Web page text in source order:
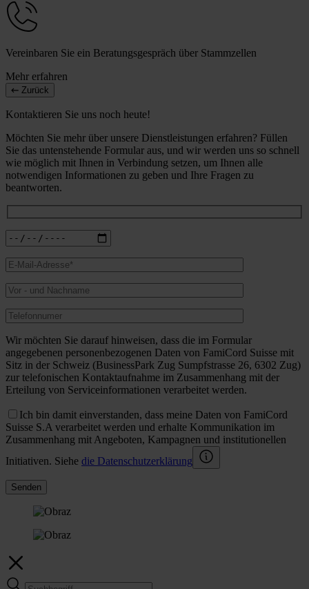
Vereinbaren Sie ein Beratungsgespräch über Stammzellen
Mehr erfahren
Zurück
Kontaktieren Sie uns noch heute!
Möchten Sie mehr über unsere Dienstleistungen erfahren? Füllen
Sie das untenstehende Formular aus, und wir werden uns so schnell
wie möglich mit Ihnen in Verbindung setzen, um Ihnen alle
notwendigen Informationen zu geben und Ihre Fragen zu
beantworten.
Wir möchten Sie darauf hinweisen, dass die im Formular
angegebenen personenbezogenen Daten von FamiCord Suisse mit
Sitz in der Schweiz (BusinessPark Zug Sumpfstrasse 26, 6302 Zug)
zur telefonischen Kontaktaufnahme im Zusammenhang mit der
Erteilung von Serviceinformationen verarbeitet werden.
Ich bin damit einverstanden, dass meine Daten von FamiCord
Suisse S.A verarbeitet werden und erhalte Kommunikation im
Zusammenhang mit Angeboten, Kampagnen und institutionellen
Initiativen. Siehe die Datenschutzerklärung
Senden